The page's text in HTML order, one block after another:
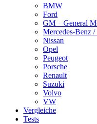
BMW
Ford
GM – General
Mercedes-Benz
Nissan
Opel
Peugeot
Porsche
Renault
Suzuki
Volvo
VW
Vergleiche
Tests